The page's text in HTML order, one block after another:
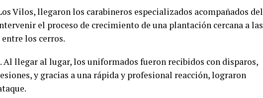
Vilos, llegaron los carabineros especializados acompañados del
el proceso de crecimiento de una plantación cercana a las
los cerros.
llegar al lugar, los uniformados fueron recibidos con disparos,
y gracias a una rápida y profesional reacción, lograron